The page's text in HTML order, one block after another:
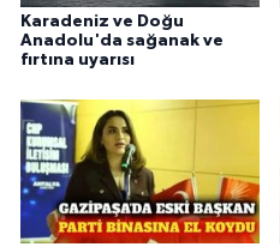
Karadeniz ve Doğu
Anadolu'da sağanak ve
fırtına uyarısı